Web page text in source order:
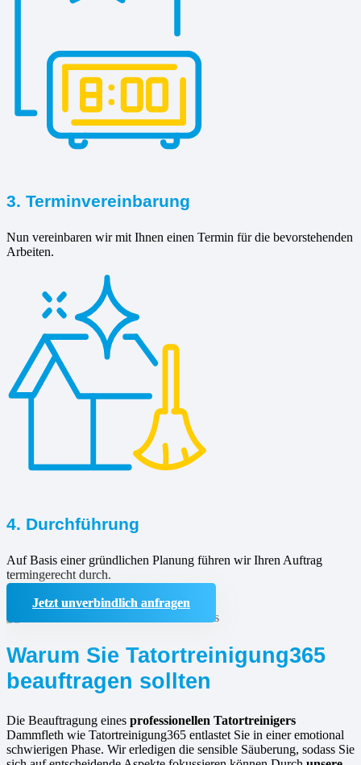
3. Terminvereinbarung
Nun vereinbaren wir mit Ihnen einen Termin für die bevorstehenden
Arbeiten.
4. Durchführung
Auf Basis einer gründlichen Planung führen wir Ihren Auftrag
termingerecht durch.
Jetzt unverbindlich anfragen
Warum Sie Tatortreinigung365
beauftragen sollten
Die Beauftragung eines professionellen Tatortreinigers
Dammfleth wie Tatortreinigung365 entlastet Sie in einer emotional
schwierigen Phase. Wir erledigen die sensible Säuberung, sodass Sie